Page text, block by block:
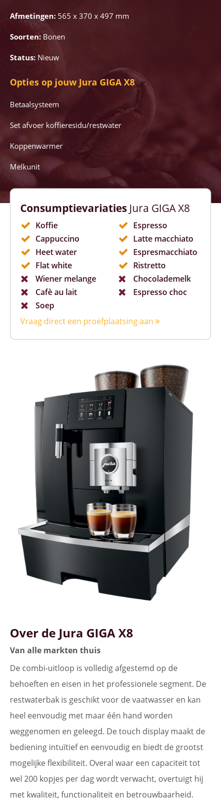
Afmetingen: 565 x 370 x 497 mm
Soorten: Bonen
Status: Nieuw
Opties op jouw Jura GIGA X8
Betaalsysteem
Set afvoer koffieresidu/restwater
Koppenwarmer
Melkunit
Consumptievariaties Jura GIGA X8
Koffie
Espresso
Cappuccino
Latte macchiato
Heet water
Espresmacchiato
Flat white
Ristretto
Wiener melange
Chocolademelk
Cafè au lait
Espresso choc
Soep
Vraag direct een proefplaatsing aan
Over de Jura GIGA X8
Van alle markten thuis
De combi-uitloop is volledig afgestemd op de
behoeften en eisen in het professionele segment. De
restwaterbak is geschikt voor de vaatwasser en kan
heel eenvoudig met maar één hand worden
weggenomen en geleegd. De touch display maakt de
bediening intuïtief en eenvoudig en biedt de grootst
mogelijke flexibiliteit. Overal waar een capaciteit tot
wel 200 kopjes per dag wordt verwacht, overtuigt hij
met kwaliteit, functionaliteit en betrouwbaarheid.